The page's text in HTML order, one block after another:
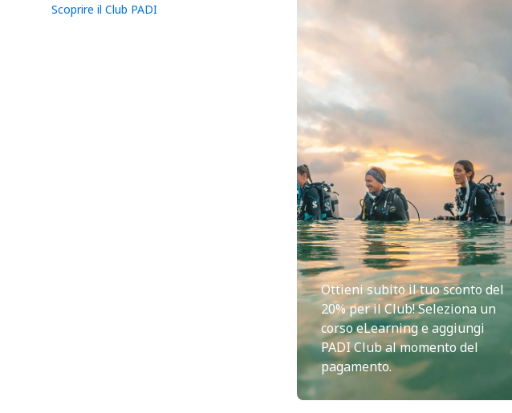
Scoprire il Club PADI
Ottieni subito il tuo sconto del
20% per il Club! Seleziona un
corso eLearning e aggiungi
PADI Club al momento del
pagamento.